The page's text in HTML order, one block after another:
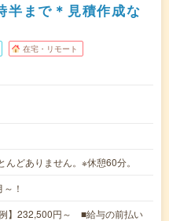
半まで＊見積作成な
在宅・リモート
どありません。※休憩60分。
！
】232,500円～ ■給与の前払い